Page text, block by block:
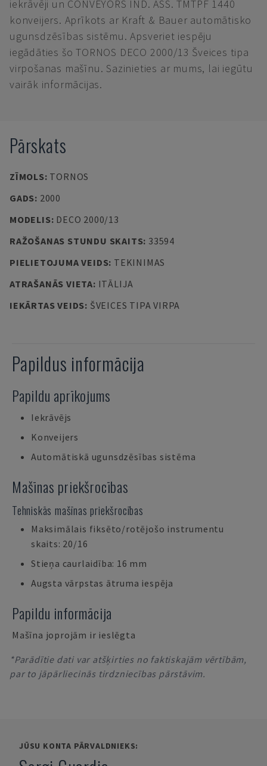
iekrāvēji un CONVEYORS IND. ASS. TMTPF 1440
konveijers. Aprīkots ar Kraft & Bauer automātisko
ugunsdzēsības sistēmu. Apsveriet iespēju
iegādāties šo TORNOS DECO 2000/13 Šveices tipa
virpošanas mašīnu. Sazinieties ar mums, lai iegūtu
vairāk informācijas.
Pārskats
ZĪMOLS: TORNOS
GADS: 2000
MODELIS: DECO 2000/13
RAŽOŠANAS STUNDU SKAITS: 33594
PIELIETOJUMA VEIDS: TEKINIMAS
ATRAŠANĀS VIETA: ITĀLIJA
IEKĀRTAS VEIDS: ŠVEICES TIPA VIRPA
Papildus informācija
Papildu aprīkojums
Iekrāvējs
Konveijers
Automātiskā ugunsdzēsības sistēma
Mašīnas priekšrocības
Tehniskās mašīnas priekšrocības
Maksimālais fiksēto/rotējošo instrumentu
skaits: 20/16
Stieņa caurlaidība: 16 mm
Augsta vārpstas ātruma iespēja
Papildu informācija
Mašīna joprojām ir ieslēgta
*Parādītie dati var atšķirties no faktiskajām vērtībām,
par to jāpārliecinās tirdzniecības pārstāvim.
JŪSU KONTA PĀRVALDNIEKS: